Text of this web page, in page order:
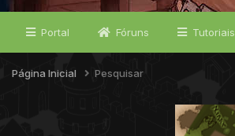
Portal Fóruns Tutoriais
Página Inicial Pesquisar